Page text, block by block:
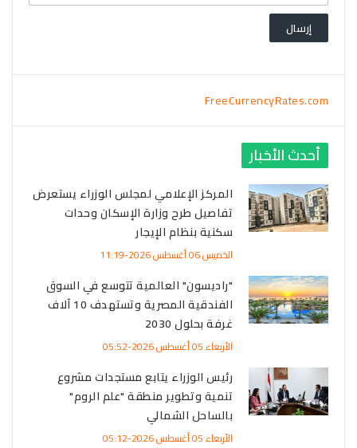
FreeCurrencyRates.com
أحدث الأخبار
المركز الإعلامي لمجلس الوزراء يستعرض
تفاصيل طرح وزارة الإسكان وحدات
سكنية بنظام الإيجار
الخميس 06 أغسطس 2026-11:19
"راديسون" العالمية تتوسع في السوق
الفندقية المصرية وتستهدف 10 آلاف
غرفة بحلول 2030
الأربعاء 05 أغسطس 2026-05:52
رئيس الوزراء يتابع مستجدات مشروع
تنمية وتطوير منطقة "علم الروم"
بالساحل الشمالي
الأربعاء 05 أغسطس 2026-05:12